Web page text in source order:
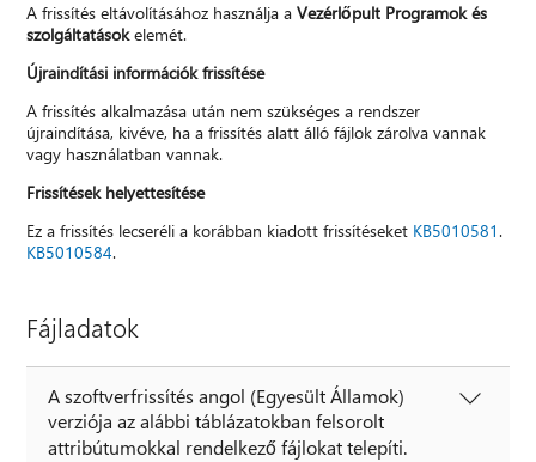
A frissítés eltávolításához használja aVezérlőpult Programok és
szolgáltatásokelemét.
Újraindítási információk frissítése
A frissítés alkalmazása után nem szükséges a rendszer
újraindítása, kivéve, ha a frissítés alatt álló fájlok zárolva vannak
vagy használatban vannak.
Frissítések helyettesítése
Ez a frissítés lecseréli a korábban kiadott frissítéseket KB5010581 .
KB5010584.
Fájladatok
A szoftverfrissítés angol (Egyesült Államok)
verziója az alábbi táblázatokban felsorolt
attribútumokkal rendelkező fájlokat telepíti.